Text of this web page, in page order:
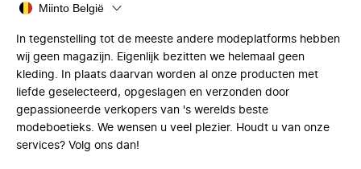
Miinto België
In tegenstelling tot de meeste andere modeplatforms hebben
wij geen magazijn. Eigenlijk bezitten we helemaal geen
kleding. In plaats daarvan worden al onze producten met
liefde geselecteerd, opgeslagen en verzonden door
gepassioneerde verkopers van 's werelds beste
modeboetieks. We wensen u veel plezier. Houdt u van onze
services? Volg ons dan!